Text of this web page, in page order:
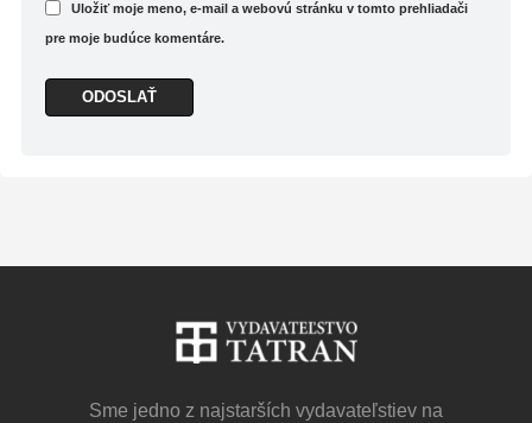
Uložiť moje meno, e-mail a webovú stránku v tomto prehliadači
pre moje budúce komentáre.
Sme jedno z najstarších vydavateľstiev na